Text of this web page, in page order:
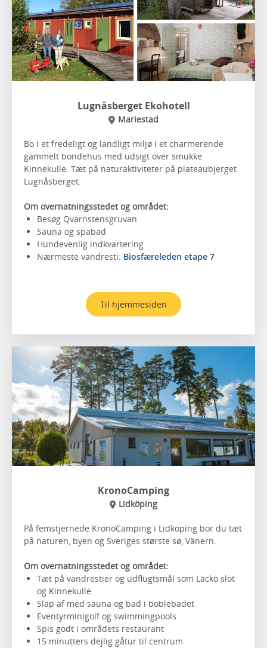
Lugnåsberget Ekohotell
Mariestad
Bo i et fredeligt og landligt miljø i et charmerende
gammelt bondehus med udsigt over smukke
Kinnekulle. Tæt på naturaktiviteter på plateaubjerget
Lugnåsberget.
Om overnatningsstedet og området:
Besøg Qvarnstensgruvan
Sauna og spabad
Hundevenlig indkvartering
Nærmeste vandresti: Biosfæreleden etape 7
Til hjemmesiden
KronoCamping
Lidköping
På femstjernede KronoCamping i Lidköping bor du tæt
på naturen, byen og Sveriges største sø, Vänern.
Om overnatningsstedet og området:
Tæt på vandrestier og udflugtsmål som Läckö slot
og Kinnekulle
Slap af med sauna og bad i boblebadet
Eventyrminigolf og swimmingpools
Spis godt i områdets restaurant
15 minutters dejlig gåtur til centrum